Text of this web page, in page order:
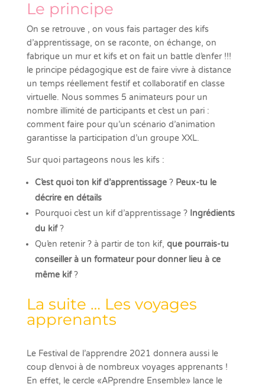
Le principe
On se retrouve , on vous fais partager des kifs
d’apprentissage, on se raconte, on échange, on
fabrique un mur et kifs et on fait un battle d’enfer !!!
le principe pédagogique est de faire vivre à distance
un temps réellement festif et collaboratif en classe
virtuelle. Nous sommes 5 animateurs pour un
nombre illimité de participants et c’est un pari :
comment faire pour qu’un scénario d’animation
garantisse la participation d’un groupe XXL.
Sur quoi partageons nous les kifs :
C’est quoi ton kif d’apprentissage? Peux-tu le
décrire en détails
Pourquoi c’est un kif d’apprentissage ?Ingrédients
du kif?
Qu’en retenir ? à partir de ton kif, que pourrais-tu
conseiller à un formateur pour donner lieu à ce
même kif?
La suite … Les voyages
apprenants
Le Festival de l’apprendre 2021 donnera aussi le
coup d’envoi à de nombreux voyages apprenants !
En effet, le cercle «APprendre Ensemble» lance le